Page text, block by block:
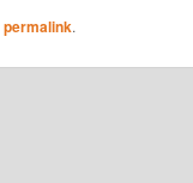
permalink.